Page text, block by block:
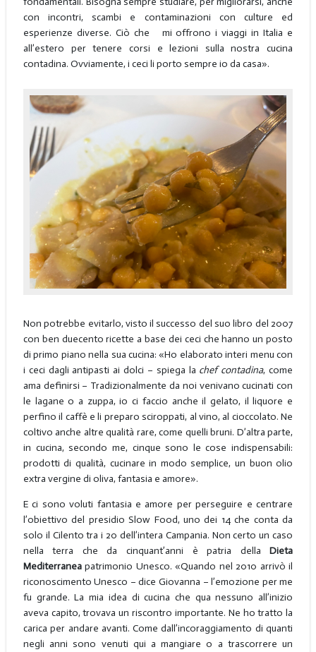
con incontri, scambi e contaminazioni con culture ed
esperienze diverse. Ciò che mi offrono i viaggi in Italia e
all’estero per tenere corsi e lezioni sulla nostra cucina
contadina. Ovviamente, i ceci li porto sempre io da casa».
Non potrebbe evitarlo, visto il successo del suo libro del 2007
con ben duecento ricette a base dei ceci che hanno un posto
di primo piano nella sua cucina: «Ho elaborato interi menu con
i ceci dagli antipasti ai dolci – spiega la chef contadina, come
ama definirsi – Tradizionalmente da noi venivano cucinati con
le lagane o a zuppa, io ci faccio anche il gelato, il liquore e
perfino il caffè e li preparo sciroppati, al vino, al cioccolato. Ne
coltivo anche altre qualità rare, come quelli bruni. D’altra parte,
in cucina, secondo me, cinque sono le cose indispensabili:
prodotti di qualità, cucinare in modo semplice, un buon olio
extra vergine di oliva, fantasia e amore».
E ci sono voluti fantasia e amore per perseguire e centrare
l’obiettivo del presidio Slow Food, uno dei 14 che conta da
solo il Cilento tra i 20 dell’intera Campania. Non certo un caso
nella terra che da cinquant’anni è patria dellaDieta
Mediterraneapatrimonio Unesco. «Quando nel 2010 arrivò il
riconoscimento Unesco – dice Giovanna – l’emozione per me
fu grande. La mia idea di cucina che qua nessuno all’inizio
aveva capito, trovava un riscontro importante. Ne ho tratto la
carica per andare avanti. Come dall’incoraggiamento di quanti
negli anni sono venuti qui a mangiare o a trascorrere un